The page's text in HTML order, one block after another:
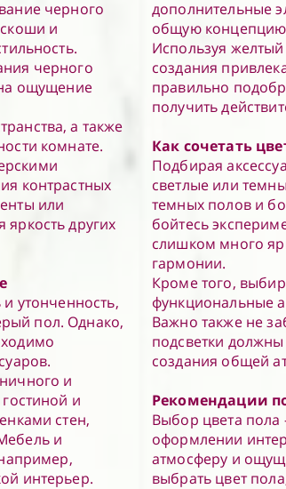
черного
и
черного
ощущение
а также
комнате.
контрастных
или
других
утонченность,
пол. Однако,
и
и
стен,
и
интерьер.
дополнительные
общую концепцию
Используя
создания
правильно
получить
Как сочетать
Подбирая
светлые или
темных полов и
бойтесь
слишком много
гармонии.
Кроме того,
функциональные
Важно также не
подсветки
создания общей
Рекомендации
Выбор цвета
оформлении
атмосферу и
выбрать цвет